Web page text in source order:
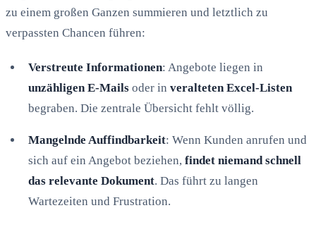
zu einem großen Ganzen summieren und letztlich zu
verpassten Chancen führen:
Verstreute Informationen: Angebote liegen in
unzähligen E-Mails oder in veralteten Excel-Listen
begraben. Die zentrale Übersicht fehlt völlig.
Mangelnde Auffindbarkeit: Wenn Kunden anrufen und
sich auf ein Angebot beziehen, findet niemand schnell
das relevante Dokument. Das führt zu langen
Wartezeiten und Frustration.